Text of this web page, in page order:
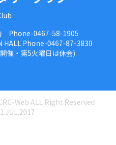
Phone-0467-58-1905
HALL Phone-0467-87-3830
催・第5火曜日は休会)
Web ALL Right Reserved